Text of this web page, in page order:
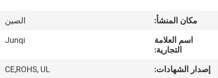
معلومات
جولة
مكان المنشأ:
الصين
اسم العلامة
التجارية:
Junqi
إصدار الشهادات:
CE,ROHS, UL